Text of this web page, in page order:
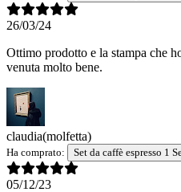
26/03/24
Ottimo prodotto e la stampa che
venuta molto bene.
claudia(molfetta)
Ha comprato: Set da caffè espresso 1
05/12/23